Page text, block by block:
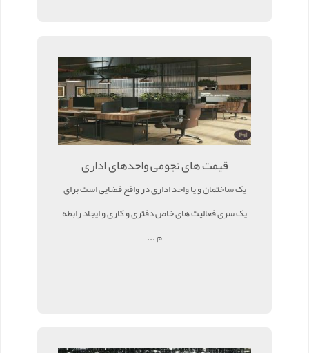
قیمت های نجومی واحدهای اداری
یک ساختمان و یا واحد اداری در واقع فضایی است برای
یک سری فعالیت های خاص دفتری و کاری و ایجاد رابطه
م ...